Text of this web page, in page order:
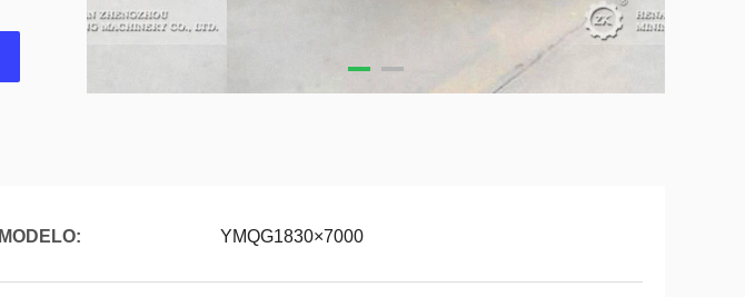
MODELO: YMQG1830×7000